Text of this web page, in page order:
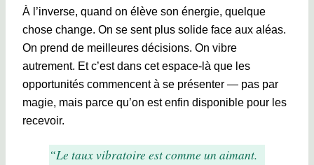
À l’inverse, quand on élève son énergie, quelque
chose change. On se sent plus solide face aux aléas.
On prend de meilleures décisions. On vibre
autrement. Et c’est dans cet espace-là que les
opportunités commencent à se présenter — pas par
magie, mais parce qu’on est enfin disponible pour les
recevoir.
“Le taux vibratoire est comme un aimant.